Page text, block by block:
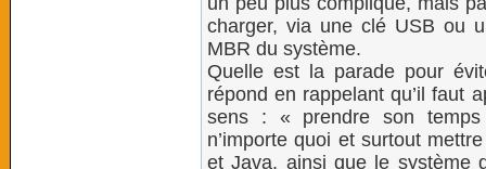
charger, via une clé USB ou
MBR du système.
Quelle est la parade pour
répond en rappelant qu’il faut
sens : « prendre son temps
n’importe quoi et surtout
et Java, ainsi que le système